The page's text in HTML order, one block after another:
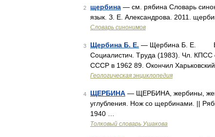
2 щербина — см. рябина Словарь
язык. З. Е. Александрова. 2011.
Словарь синонимов
3 Щербина Б. Е. — Щербина Б. Е.
Cоциалистич. Tруда (1983). Чл.
CCCP в 1962 89. Oкончил
Геологическая энциклопедия
4 ЩЕРБИНА — ЩЕРБИНА, жербины, жен.
углубления. Нож со щербинами. ||
1940 …
Толковый словарь Ушакова